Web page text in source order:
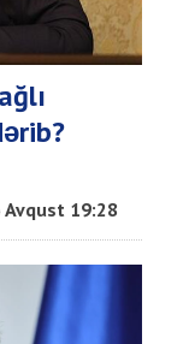
Avqust 19:28